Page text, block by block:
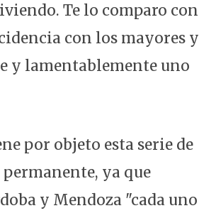
Te lo comparo con
con los mayores y
y lamentablemente uno
por objeto esta serie de
ya que
y Mendoza "cada uno